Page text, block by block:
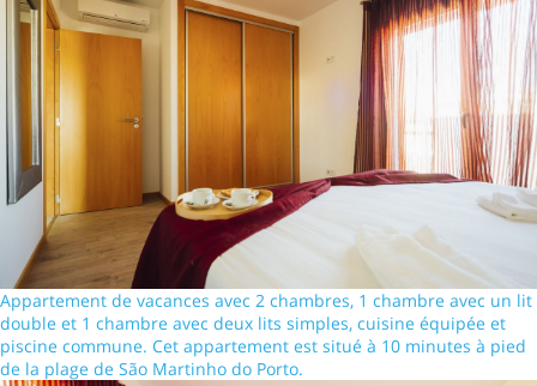
Appartement de vacances avec 2 chambres, 1 chambre avec un lit
double et 1 chambre avec deux lits simples, cuisine équipée et
piscine commune. Cet appartement est situé à 10 minutes à pied
de la plage de São Martinho do Porto.